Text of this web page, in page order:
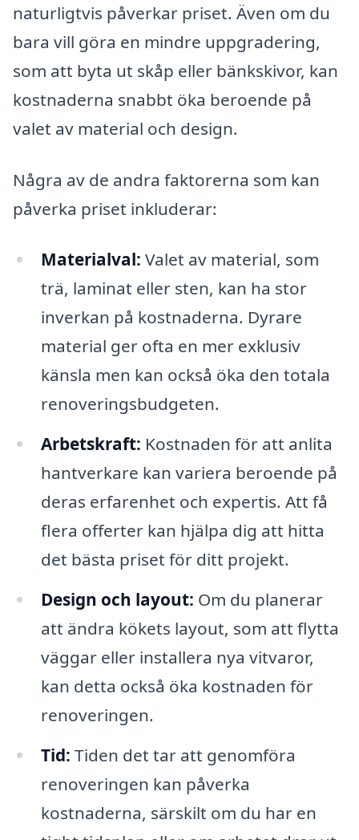
naturligtvis påverkar priset. Även om du
bara vill göra en mindre uppgradering,
som att byta ut skåp eller bänkskivor, kan
kostnaderna snabbt öka beroende på
valet av material och design.
Några av de andra faktorerna som kan
påverka priset inkluderar:
Materialval: Valet av material, som
trä, laminat eller sten, kan ha stor
inverkan på kostnaderna. Dyrare
material ger ofta en mer exklusiv
känsla men kan också öka den totala
renoveringsbudgeten.
Arbetskraft: Kostnaden för att anlita
hantverkare kan variera beroende på
deras erfarenhet och expertis. Att få
flera offerter kan hjälpa dig att hitta
det bästa priset för ditt projekt.
Design och layout: Om du planerar
att ändra kökets layout, som att flytta
väggar eller installera nya vitvaror,
kan detta också öka kostnaden för
renoveringen.
Tid: Tiden det tar att genomföra
renoveringen kan påverka
kostnaderna, särskilt om du har en